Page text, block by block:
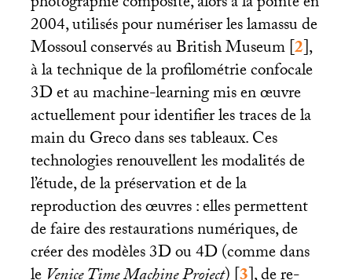
2004, utilisés pour numériser les lamassu de
Mossoul conservés au British Museum[2],
à la technique de la profilométrie confocale
3D et au machine-learning mis en œuvre
actuellement pour identifier les traces de la
main du Greco dans ses tableaux. Ces
technologies renouvellent les modalités de
l’étude, de la préservation et de la
reproduction des œuvres : elles permettent
de faire des restaurations numériques, de
créer des modèles 3D ou 4D (comme dans